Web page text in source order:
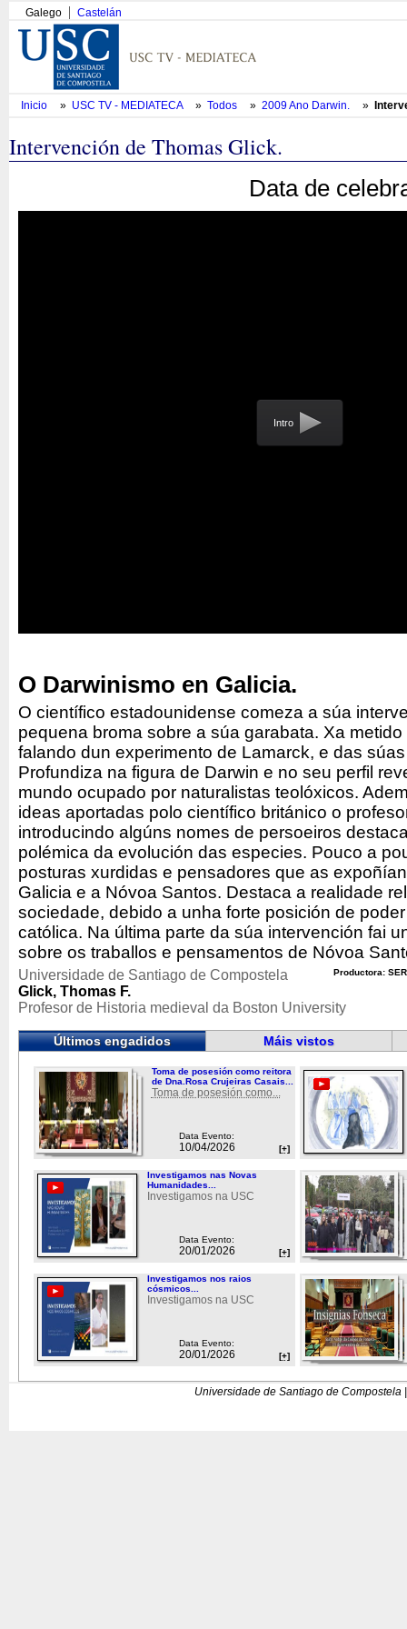
Galego Castelán
Inicio » USC TV - MEDIATECA » Todos » 2009 Ano Darwin. »
Intervención de Thomas Glick.
Data de
Intro
O Darwinismo en Galicia.
O científico estadounidense comeza a súa
pequena broma sobre a súa garabata. Xa
falando dun experimento de Lamarck, e das
Profundiza na figura de Darwin e no seu perfil
mundo ocupado por naturalistas teolóxicos.
ideas aportadas polo científico británico o
introducindo algúns nomes de persoeiros
polémica da evolución das especies. Pouco a
posturas xurdidas e pensadores que as
Galicia e a Nóvoa Santos. Destaca a realidade
sociedade, debido a unha forte posición de
católica. Na última parte da súa intervención fai
sobre os traballos e pensamentos de Nóvoa
Productora:
Universidade de Santiago de Compostela
Glick, Thomas F.
Profesor de Historia medieval da Boston University
Últimos engadidos Máis vistos
Toma de posesión como reitora
de Dna.Rosa Crujeiras Casais...
Toma de posesión como...
Data Evento:
10/04/2026 [+]
Investigamos nas Novas
Humanidades...
Investigamos na USC
Data Evento:
20/01/2026 [+]
Investigamos nos raios
cósmicos...
Investigamos na USC
Data Evento:
20/01/2026 [+]
Universidade de Santiago de